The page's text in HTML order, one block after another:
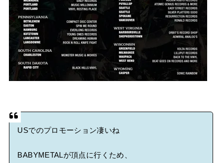
USでのプロモーション凄いね
BABYMETALが頂点に行くため、